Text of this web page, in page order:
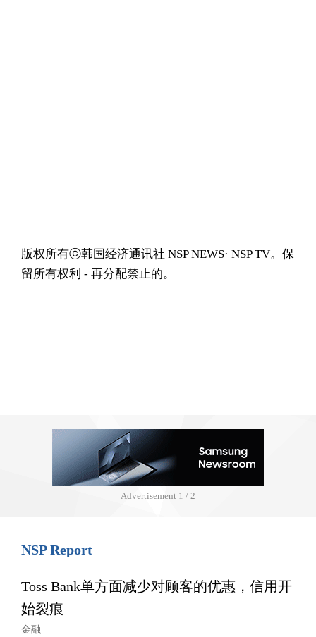
版权所有ⓒ韩国经济通讯社 NSP NEWS· NSP TV。保
留所有权利 - 再分配禁止的。
Advertisement 1 / 2
NSP Report
Toss Bank单方面减少对顾客的优惠，信用开
始裂痕
金融